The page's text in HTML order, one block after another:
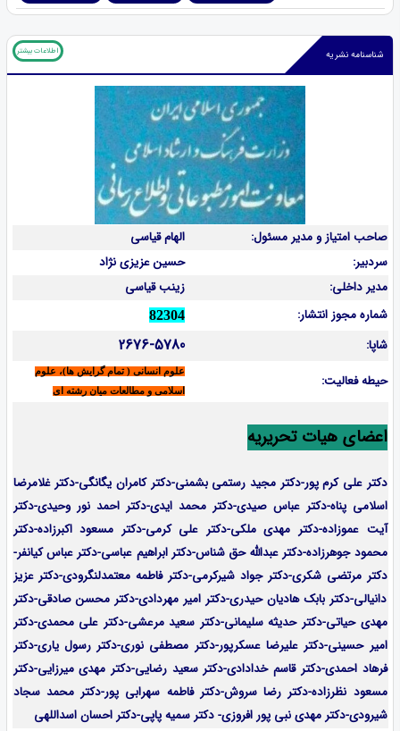
شناسنامه نشریه اطلاعات بیشتر
صاحب امتیاز و مدیر مسئول:
الهام قیاسی
سردبیر:
حسین عزیزی نژاد
مدیر داخلی:
زینب قیاسی
شماره مجوز انتشار:
82304
شاپا: 2676-5780
حیطه فعالیت:
علوم انسانی ( تمام گرایش ها)، علوم
اسلامی و مطالعات میان رشته ای
اعضای هیات تحریریه
دکتر علی کرم پور-دکتر مجید رستمی بشمنی-دکتر کامران یگانگی-دکتر غلامرضا
اسلامی پناه-دکتر عباس صیدی-دکتر محمد ایدی-دکتر احمد نور وحیدی-دکتر
آیت عموزاده-دکتر مهدی ملکی-دکتر علی کرمی-دکتر مسعود اکبرزاده-دکتر
محمود جوهرزاده-دکتر عبدالله حق شناس-دکتر ابراهیم عباسی-دکتر عباس کیانفر-
دکتر مرتضی شکری-دکتر جواد شیرکرمی-دکتر فاطمه معتمدلنگرودی-دکتر عزیز
دانیالی-دکتر بابک هادیان حیدری-دکتر امیر مهردادی-دکتر محسن صادقی-دکتر
مهدی حیاتی-دکتر حدیثه سلیمانی-دکتر سعید مرعشی-دکتر علی محمدی-دکتر
امیر حسینی-دکتر علیرضا عسکرپور-دکتر مصطفی نوری-دکتر رسول یاری-دکتر
فرهاد احمدی-دکتر قاسم خدادادی-دکتر سعید رضایی-دکتر مهدی میرزایی-دکتر
مسعود نظرزاده-دکتر رضا سروش-دکتر فاطمه سهرابی پور-دکتر محمد سجاد
شیرودی-دکتر مهدی نبی پور افروزی- دکتر سمیه پاپی-دکتر احسان اسداللهی